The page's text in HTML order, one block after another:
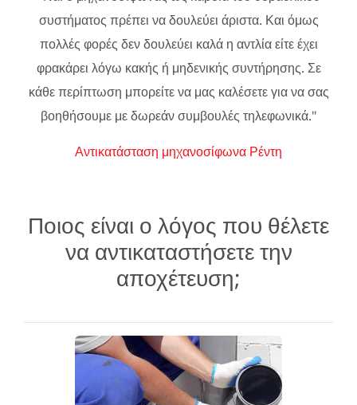
συστήματος πρέπει να δουλεύει άριστα. Και όμως
πολλές φορές δεν δουλεύει καλά η αντλία είτε έχει
φρακάρει λόγω κακής ή μηδενικής συντήρησης. Σε
κάθε περίπτωση μπορείτε να μας καλέσετε για να σας
βοηθήσουμε με δωρεάν συμβουλές τηλεφωνικά."
Αντικατάσταση μηχανοσίφωνα Ρέντη
Ποιος είναι ο λόγος που θέλετε
να αντικαταστήσετε την
αποχέτευση;